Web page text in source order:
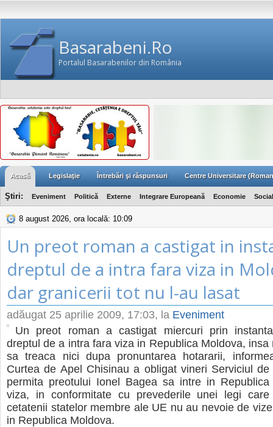
Basarabeni.Ro
Portalul Basarabenilor din România
Acasă Legislaţie Întrebări şi răspunsuri Centre Universitare
Ştiri: Eveniment Politică Externe Integrare Europeană Economie Social
8 august 2026, ora locală: 10:09
Un preot roman a castigat in
dreptul de a intra fara viza in
dar granicerii tot nu l-au lasat
adăugat 25 aprilie 2009, 17:03, la Eveniment
Un preot roman a castigat miercuri prin
dreptul de a intra fara viza in Republica Moldova, insa
sa treaca nici dupa pronuntarea hotararii,
Curtea de Apel Chisinau a obligat vineri Serviciul
permita preotului Ionel Bagea sa intre in
viza, in conformitate cu prevederile unei legi
cetatenii statelor membre ale UE nu au nevoie de
in Republica Moldova.